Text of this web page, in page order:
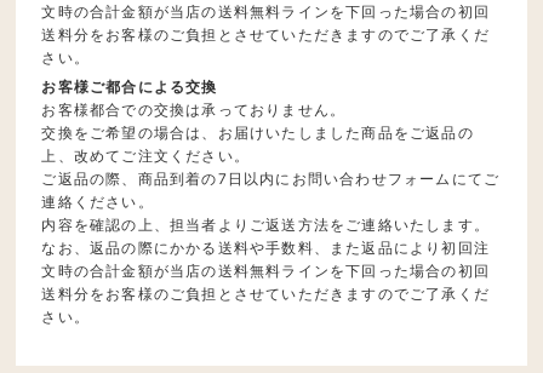
文時の合計金額が当店の送料無料ラインを下回った場合の初回
送料分をお客様のご負担とさせていただきますのでご了承くだ
さい。
お客様ご都合による交換
お客様都合での交換は承っておりません。
交換をご希望の場合は、お届けいたしました商品をご返品の
上、改めてご注文ください。
ご返品の際、商品到着の7日以内にお問い合わせフォームにてご
連絡ください。
内容を確認の上、担当者よりご返送方法をご連絡いたします。
なお、返品の際にかかる送料や手数料、また返品により初回注
文時の合計金額が当店の送料無料ラインを下回った場合の初回
送料分をお客様のご負担とさせていただきますのでご了承くだ
さい。